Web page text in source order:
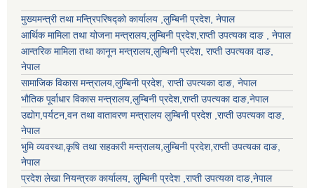
मुख्यमन्त्री तथा मन्त्रिपरिषद्को कार्यालय ,लुम्बिनी प्रदेश, नेपाल
आर्थिक मामिला तथा योजना मन्त्रालय,लुम्बिनी प्रदेश,राप्ती उपत्यका दाङ , नेपाल
आन्तरिक मामिला तथा कानून मन्त्रालय,लुम्बिनी प्रदेश, राप्ती उपत्यका दाङ,
नेपाल
सामाजिक विकास मन्त्रालय,लुम्बिनी प्रदेश, राप्ती उपत्यका दाङ, नेपाल
भौतिक पूर्वाधार विकास मन्त्रालय,लुम्बिनी प्रदेश,राप्ती उपत्यका दाङ,नेपाल
उद्याेग,पर्यटन,वन तथा वातावरण मन्त्रालय लुम्बिनी प्रदेश ,राप्ती उपत्यका दाङ,
नेपाल
भुमि व्यवस्था,कृषि तथा सहकारी मन्त्रालय,लुम्बिनी प्रदेश,राप्ती उपत्यका दाङ,
नेपाल
प्रदेश लेखा नियन्त्रक कार्यालय, लुम्बिनी प्रदेश ,राप्ती उपत्यका दाङ,नेपाल